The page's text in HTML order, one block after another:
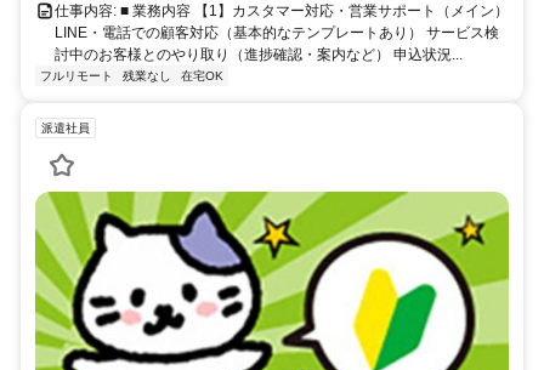
仕事内容: ■ 業務内容 【1】カスタマー対応・営業サポート（メイン）
LINE・電話での顧客対応（基本的なテンプレートあり） サービス検
討中のお客様とのやり取り（進捗確認・案内など） 申込状況...
フルリモート 残業なし 在宅OK
派遣社員